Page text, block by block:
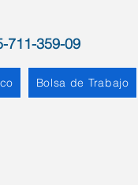
711-359-09
Bolsa de Trabajo